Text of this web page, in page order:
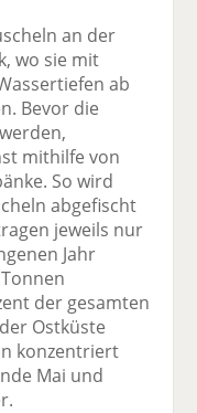
an der
wo sie mit
ab
Bevor die
mithilfe von
So wird
abgefischt
jeweils nur
Jahr
der gesamten
Ostküste
konzentriert
Mai und